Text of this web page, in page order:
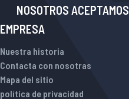
NOSOTROS ACEPTAMOS
EMPRESA
Nuestra historia
Contacta con nosotras
Mapa del sitio
política de privacidad